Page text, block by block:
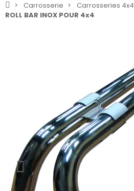
Carrosserie
Carrosseries 4x4
ROLL BAR INOX POUR 4x4